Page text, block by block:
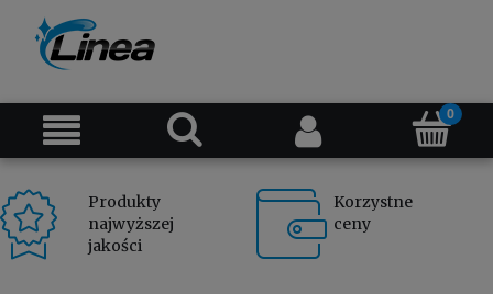
Produkty
najwyższej
jakości
Korzystne
ceny